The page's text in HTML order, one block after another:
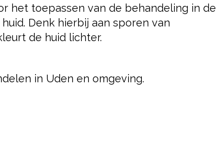
het toepassen van de behandeling in de
Denk hierbij aan sporen van
de huid lichter.
in Uden en omgeving.